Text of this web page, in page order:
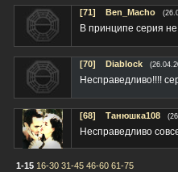
[71] Ben_Macho
В принципе серия
[70] Diablock
Несправедливо!!!!
[68] Танюшка108
Несправедливо
1-15 16-30 31-45 46-60 61-75